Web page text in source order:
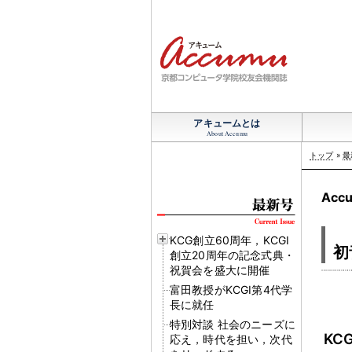
アキュームとは
About Accumu
KCG創立60周年，KCGI
創立20周年の記念式典・
祝賀会を盛大に開催
富田教授がKCGI第4代学
長に就任
特別対談 社会のニーズに
応え，時代を担い，次代
トップ» 最